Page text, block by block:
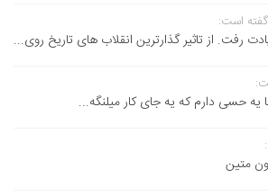
است:
رفت. از تاثیر گذارترین انقلاب های تاریخ روی...
حسی دارم که یه جای کار میلنگه...
متین